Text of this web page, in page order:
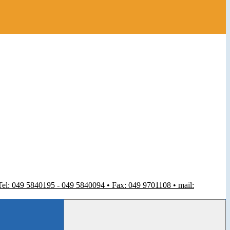
049 5840195 - 049 5840094 • Fax: 049 9701108 • mail: